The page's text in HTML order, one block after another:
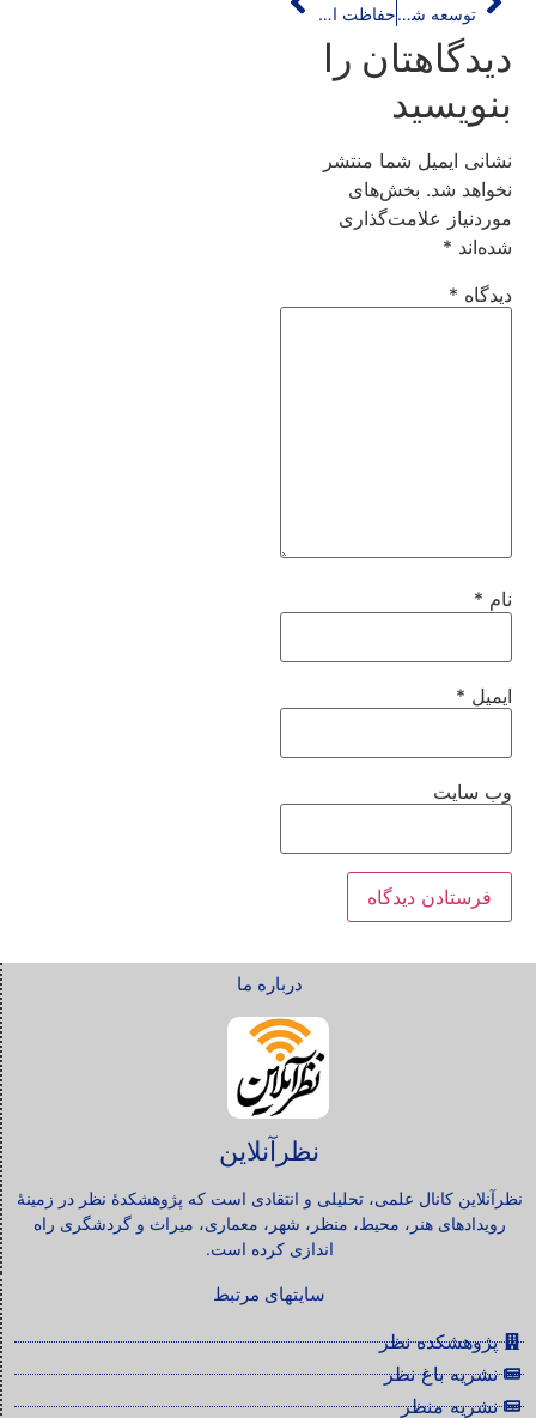
توسعه شبکه آزادراهی کشور، عدالت یا تبعیض اجتماعی؟! حفاظت از شهر و افتادن در دام مادرشهر
دیدگاهتان را
بنویسید
نشانی ایمیل شما منتشر
نخواهد شد. بخش‌های
موردنیاز علامت‌گذاری
شده‌اند *
دیدگاه *
نام *
ایمیل *
وب‌ سایت
درباره ما
نظرآنلاین
نظرآنلاین کانال علمی، تحلیلی و انتقادی است که پژوهشکدۀ نظر در زمینۀ
رویدادهای هنر، محیط، منظر، شهر، معماری، میراث و گردشگری راه
اندازی کرده است.
سایتهای مرتبط
پژوهشکده نظر
نشریه باغ نظر
نشریه منظر